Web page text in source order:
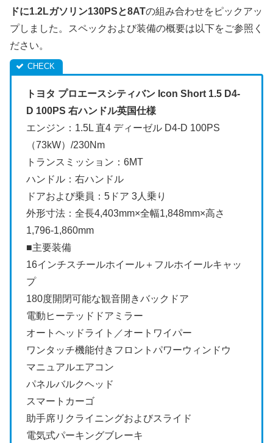
ドに1.2Lガソリン130PSと8ATの組み合わせをピックアッ
プしました。スペックおよび装備の概要は以下をご参照く
ださい。
トヨタ プロエースシティバン Icon Short 1.5 D4-
D 100PS 右ハンドル英国仕様
エンジン：1.5L 直4 ディーゼル D4-D 100PS
（73kW）/230Nm
トランスミッション：6MT
ハンドル：右ハンドル
ドアおよび乗員：5ドア 3人乗り
外形寸法：全長4,403mm×全幅1,848mm×高さ
1,796-1,860mm
■主要装備
16インチスチールホイール＋フルホイールキャッ
プ
180度開閉可能な観音開きバックドア
電動ヒーテッドドアミラー
オートヘッドライト／オートワイパー
ワンタッチ機能付きフロントパワーウィンドウ
マニュアルエアコン
パネルバルクヘッド
スマートカーゴ
助手席リクライニングおよびスライド
電気式パーキングブレーキ